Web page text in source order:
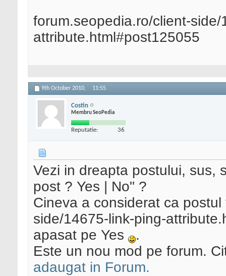
forum.seopedia.ro/client-
attribute.html#post125055
9th October 2010, 11:55
Costin
Membru SeoPedia
Reputatie: 36
Vezi in dreapta postului, sus,
post ? Yes | No" ?
Cineva a considerat ca
side/14675-link-ping-
apasat pe Yes
.
Este un nou mod pe forum.
adaugat in Forum.